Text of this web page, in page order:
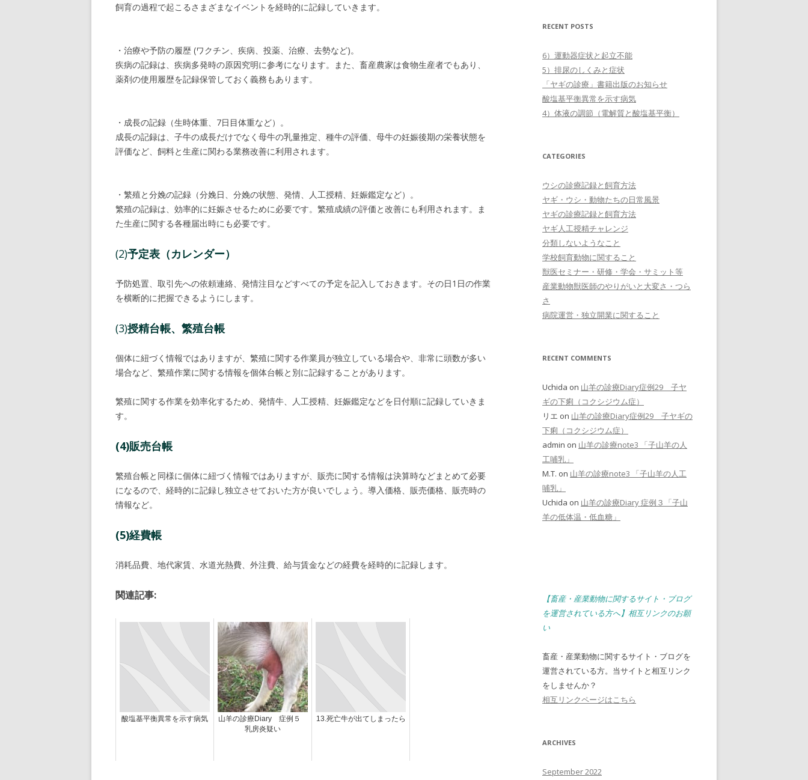
飼育の過程で起こるさまざまなイベントを経時的に記録していきます。
・治療や予防の履歴 (ワクチン、疾病、投薬、治療、去勢など)。
疾病の記録は、疾病多発時の原因究明に参考になります。また、畜産農家は食物生産者でもあり、
薬剤の使用履歴を記録保管しておく義務もあります。
・成長の記録（生時体重、7日目体重など）。
成長の記録は、子牛の成長だけでなく母牛の乳量推定、種牛の評価、母牛の妊娠後期の栄養状態を
評価など、飼料と生産に関わる業務改善に利用されます。
・繁殖と分娩の記録（分娩日、分娩の状態、発情、人工授精、妊娠鑑定など）。
繁殖の記録は、効率的に妊娠させるために必要です。繁殖成績の評価と改善にも利用されます。ま
た生産に関する各種届出時にも必要です。
(2)予定表（カレンダー）
予防処置、取引先への依頼連絡、発情注目などすべての予定を記入しておきます。その日1日の作業
を横断的に把握できるようにします。
(3)授精台帳、繁殖台帳
個体に紐づく情報ではありますが、繁殖に関する作業員が独立している場合や、非常に頭数が多い
場合など、繁殖作業に関する情報を個体台帳と別に記録することがあります。
繁殖に関する作業を効率化するため、発情牛、人工授精、妊娠鑑定などを日付順に記録していきま
す。
(4)販売台帳
繁殖台帳と同様に個体に紐づく情報ではありますが、販売に関する情報は決算時などまとめて必要
になるので、経時的に記録し独立させておいた方が良いでしょう。導入価格、販売価格、販売時の
情報など。
(5)経費帳
消耗品費、地代家賃、水道光熱費、外注費、給与賃金などの経費を経時的に記録します。
関連記事:
酸塩基平衡異常を示す病気
山羊の診療Diary 症例５
乳房炎疑い
13.死亡牛が出てしまったら
RECENT POSTS
6）運動器症状と起立不能
5）排尿のしくみと症状
「ヤギの診療」書籍出版のお知らせ
酸塩基平衡異常を示す病気
4）体液の調節（電解質と酸塩基平衡）
CATEGORIES
ウシの診療記録と飼育方法
ヤギ・ウシ・動物たちの日常風景
ヤギの診療記録と飼育方法
ヤギ人工授精チャレンジ
分類しないようなこと
学校飼育動物に関すること
獣医セミナー・研修・学会・サミット等
産業動物獣医師のやりがいと大変さ・つら
さ
病院運営・独立開業に関すること
RECENT COMMENTS
Uchida on 山羊の診療Diary症例29 子ヤ
ギの下痢（コクシジウム症）
リエ on 山羊の診療Diary症例29 子ヤギの
下痢（コクシジウム症）
admin on 山羊の診療note3 「子山羊の人
工哺乳」
M.T. on 山羊の診療note3 「子山羊の人工
哺乳」
Uchida on 山羊の診療Diary 症例３「子山
羊の低体温・低血糖」
【畜産・産業動物に関するサイト・ブログ
を運営されている方へ】相互リンクのお願
い
畜産・産業動物に関するサイト・ブログを
運営されている方。当サイトと相互リンク
をしませんか？
相互リンクページはこちら
ARCHIVES
September 2022